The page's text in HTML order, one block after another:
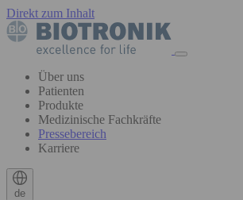
Direkt zum Inhalt
Über uns
Patienten
Produkte
Medizinische Fachkräfte
Pressebereich
Karriere
de